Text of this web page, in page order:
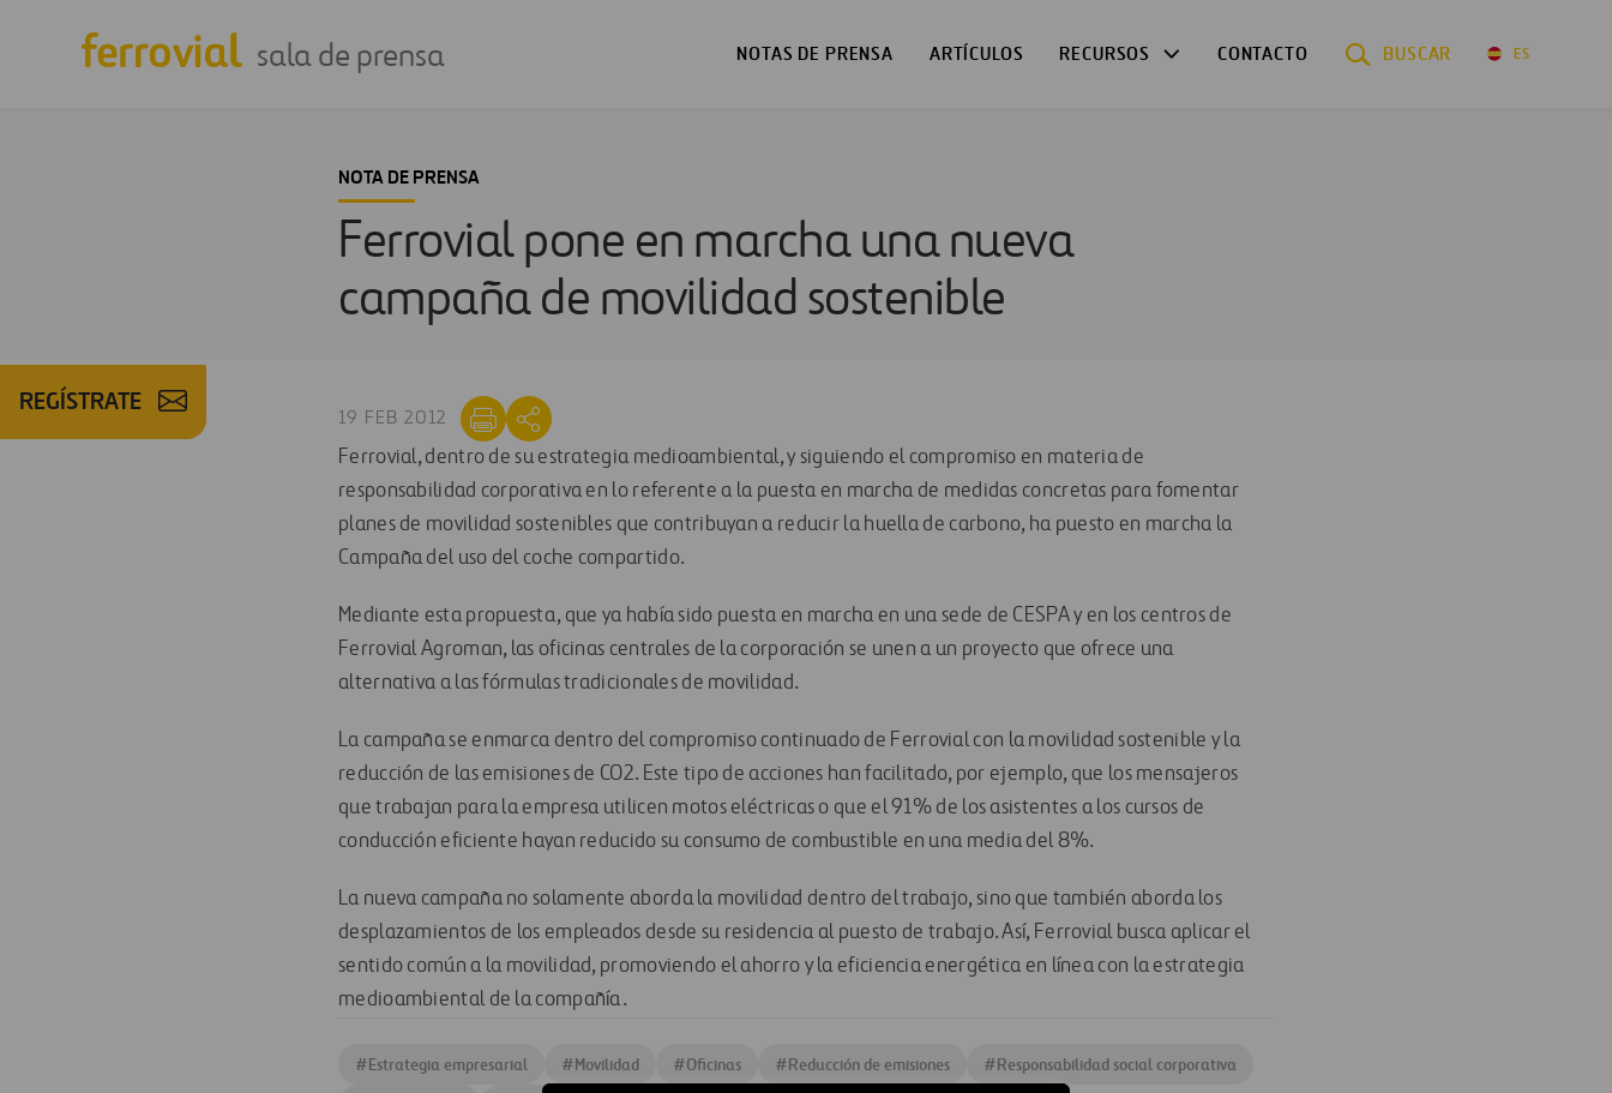
sala de prensa NOTAS DE PRENSA ARTÍCULOS RECURSOS CONTACTO BUSCAR ES
REGÍSTRATE
NOTA DE PRENSA
Ferrovial pone en marcha una nueva
campaña de movilidad sostenible
19 FEB 2012
Ferrovial, dentro de su estrategia medioambiental, y siguiendo el compromiso en materia de
responsabilidad corporativa en lo referente a la puesta en marcha de medidas concretas para fomentar
planes de movilidad sostenibles que contribuyan a reducir la huella de carbono, ha puesto en marcha la
Campaña del uso del coche compartido.
Mediante esta propuesta, que ya había sido puesta en marcha en una sede de CESPA y en los centros de
Ferrovial Agroman, las oficinas centrales de la corporación se unen a un proyecto que ofrece una
alternativa a las fórmulas tradicionales de movilidad.
La campaña se enmarca dentro del compromiso continuado de Ferrovial con la movilidad sostenible y la
reducción de las emisiones de CO2. Este tipo de acciones han facilitado, por ejemplo, que los mensajeros
que trabajan para la empresa utilicen motos eléctricas o que el 91% de los asistentes a los cursos de
conducción eficiente hayan reducido su consumo de combustible en una media del 8%.
La nueva campaña no solamente aborda la movilidad dentro del trabajo, sino que también aborda los
desplazamientos de los empleados desde su residencia al puesto de trabajo. Así, Ferrovial busca aplicar el
sentido común a la movilidad, promoviendo el ahorro y la eficiencia energética en línea con la estrategia
medioambiental de la compañía.
#Estrategia empresarial #Movilidad #Oficinas #Reducción de emisiones #Responsabilidad social corporativa